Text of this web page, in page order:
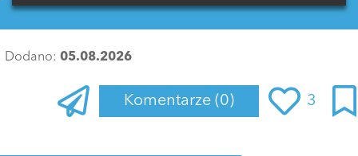
Dodano: 05.08.2026
Komentarze (0) 3